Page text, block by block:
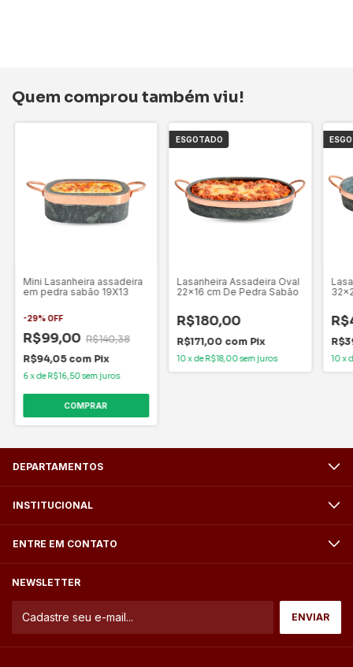
Quem comprou também viu!
Mini Lasanheira assadeira
em pedra sabão 19X13
-29%OFF
R$99,00 R$140,38
R$94,05 com Pix
6xdeR$16,50sem juros
ESGOTADO
Lasanheira Assadeira Oval
22x16 cm De Pedra Sabão
R$180,00
R$171,00 com Pix
10xdeR$18,00sem juros 10x
DEPARTAMENTOS
INSTITUCIONAL
ENTRE EM CONTATO
NEWSLETTER